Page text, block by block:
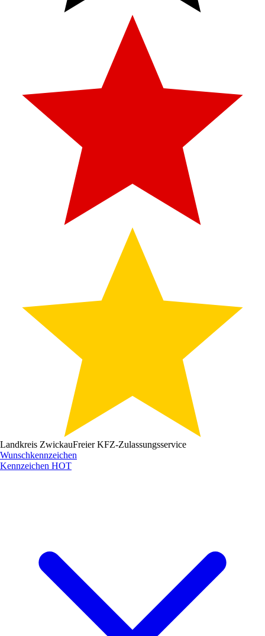
Landkreis ZwickauFreier KFZ-Zulassungsservice
Wunschkennzeichen
Kennzeichen HOT